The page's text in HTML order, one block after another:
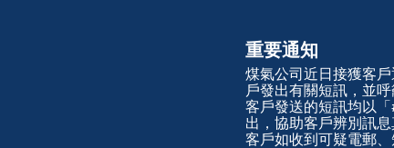
重要通知
煤氣公司近日接獲客
戶發出有關短訊，並
客戶發送的短訊均以「
出，協助客戶辨別訊息
客戶如收到可疑電郵